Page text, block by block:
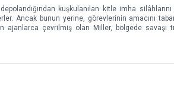
kuşkulanılan kitle imha
Ancak bunun yerine, görevlerinin amacını
ajanlarca çevrilmiş olan Miller, bölgede savaşı